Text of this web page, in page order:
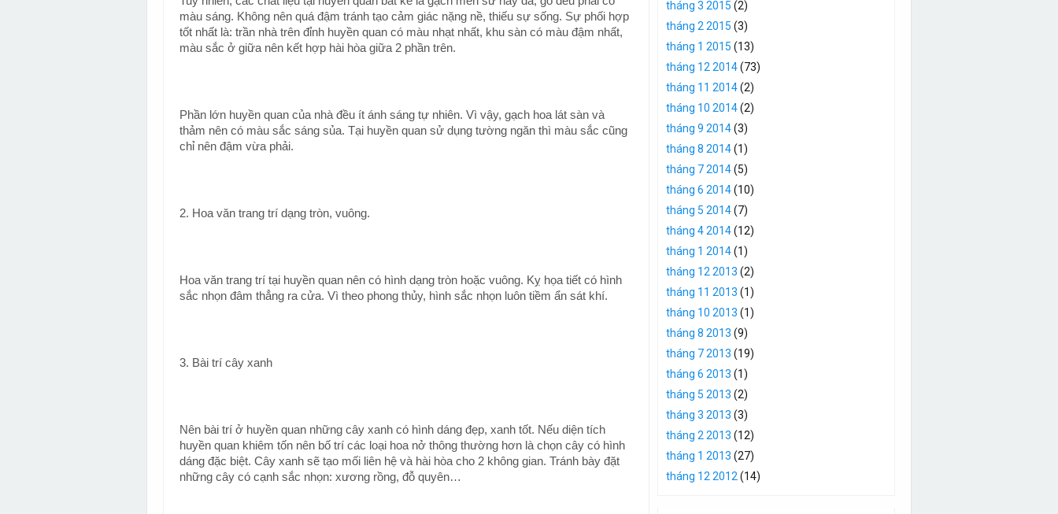
màu sáng. Không nên quá đậm tránh tạo cảm giác nặng nề, thiếu sự sống. Sự phối hợp
tốt nhất là: trần nhà trên đỉnh huyền quan có màu nhạt nhất, khu sàn có màu đậm nhất,
màu sắc ở giữa nên kết hợp hài hòa giữa 2 phần trên.
Phần lớn huyền quan của nhà đều ít ánh sáng tự nhiên. Vì vậy, gạch hoa lát sàn và
thảm nên có màu sắc sáng sủa. Tại huyền quan sử dụng tường ngăn thì màu sắc cũng
chỉ nên đậm vừa phải.
2. Hoa văn trang trí dạng tròn, vuông.
Hoa văn trang trí tại huyền quan nên có hình dạng tròn hoặc vuông. Kỵ họa tiết có hình
sắc nhọn đâm thẳng ra cửa. Vì theo phong thủy, hình sắc nhọn luôn tiềm ẩn sát khí.
3. Bài trí cây xanh
Nên bài trí ở huyền quan những cây xanh có hình dáng đẹp, xanh tốt. Nếu diện tích
huyền quan khiêm tốn nên bố trí các loại hoa nở thông thường hơn là chọn cây có hình
dáng đặc biệt. Cây xanh sẽ tạo mối liên hệ và hài hòa cho 2 không gian. Tránh bày đặt
những cây có cạnh sắc nhọn: xương rồng, đỗ quyên…
tháng 3 2015 (2)
tháng 2 2015 (3)
tháng 1 2015 (13)
tháng 12 2014(73)
tháng 11 2014(2)
tháng 10 2014(2)
tháng 9 2014(3)
tháng 8 2014(1)
tháng 7 2014(5)
tháng 6 2014(10)
tháng 5 2014(7)
tháng 4 2014(12)
tháng 1 2014(1)
tháng 12 2013 (2)
tháng 11 2013 (1)
tháng 10 2013 (1)
tháng 8 2013 (9)
tháng 7 2013 (19)
tháng 6 2013 (1)
tháng 5 2013 (2)
tháng 3 2013 (3)
tháng 2 2013 (12)
tháng 1 2013 (27)
tháng 12 2012(14)